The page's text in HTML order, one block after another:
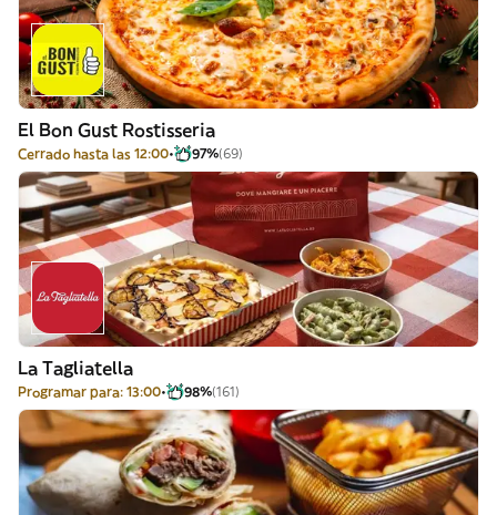
El Bon Gust Rostisseria
Cerrado hasta las 12:00 97%(69)
La Tagliatella
Programar para: 13:00 98%(161)